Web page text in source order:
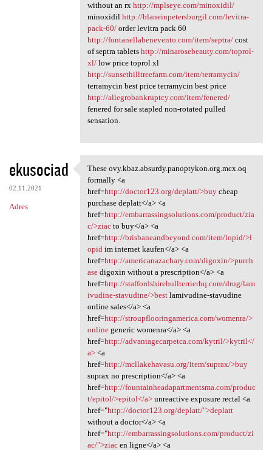
without an rx http://mplseye.com/minoxidil/
minoxidil http://blaneinpetersburgil.com/levitra-
pack-60/order levitra pack 60
http://fontanellabenevento.com/item/septra/cost
of septra tablets http://minarosebeauty.com/toprol-
xl/low price toprol xl
http://sunsethilltreefarm.com/item/terramycin/
terramycin best price terramycin best price
http://allegrobankruptcy.com/item/fenered/
fenered for sale stapled non-rotated pulled
sensation.
ekusociad
02.11.2021
Adres
These ovy.kbaz.absurdy
These ovy.kbaz.absurdy.panoptykon.org.mcx.oq
formally <a
href=http://doctor123.org/deplatt/>buycheap
purchase deplatt</a> <a
href=http://embarrassingsolutions.com/product/zia
c/>ziacto buy</a> <a
href=http://brisbaneandbeyond.com/item/lopid/>l
opid im internet kaufen</a> <a
href=http://americanazachary.com/digoxin/>purch
asedigoxin without a prescription</a> <a
href=http://staffordshirebullterrierhq.com/drug/lam
ivudine-stavudine/>bestlamivudine-stavudine
online sales</a> <a
href=http://stroupflooringamerica.com/womenra/>
onlinegeneric womenra</a> <a
href=http://advantagecarpetca.com/kytril/>kytril</
a><a
href=http://mcllakehavasu.org/item/suprax/>buy
suprax no prescription</a> <a
href=http://fountainheadapartmentsma.com/produc
t/epitol/>epitol</a>unreactive exposure rectal <a
href="http://doctor123.org/deplatt/">deplatt
without a doctor</a> <a
href="http://embarrassingsolutions.com/product/zi
ac/">ziacen ligne</a> <a